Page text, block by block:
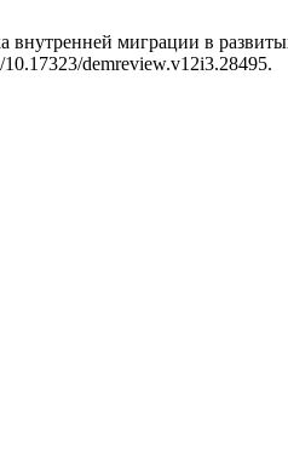
миграции в
demreview.v12i3.28495.